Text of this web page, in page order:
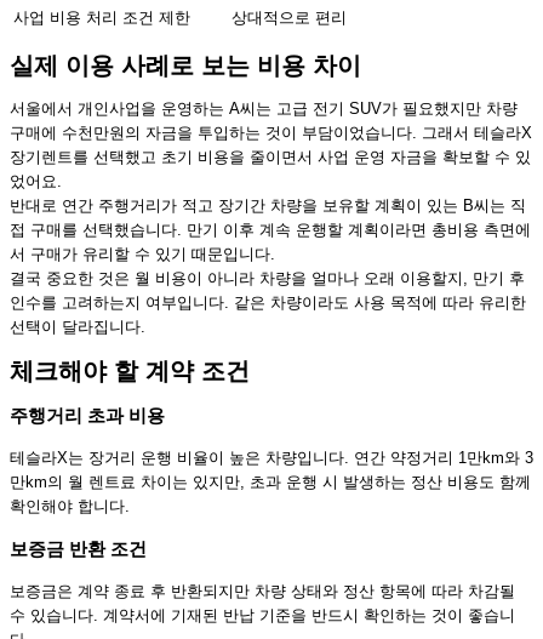
사업 비용 처리 조건 제한 상대적으로 편리
실제 이용 사례로 보는 비용 차이
서울에서 개인사업을 운영하는 A씨는 고급 전기 SUV가 필요했지만 차량
구매에 수천만원의 자금을 투입하는 것이 부담이었습니다. 그래서 테슬라X
장기렌트를 선택했고 초기 비용을 줄이면서 사업 운영 자금을 확보할 수 있
었어요.
반대로 연간 주행거리가 적고 장기간 차량을 보유할 계획이 있는 B씨는 직
접 구매를 선택했습니다. 만기 이후 계속 운행할 계획이라면 총비용 측면에
서 구매가 유리할 수 있기 때문입니다.
결국 중요한 것은 월 비용이 아니라 차량을 얼마나 오래 이용할지, 만기 후
인수를 고려하는지 여부입니다. 같은 차량이라도 사용 목적에 따라 유리한
선택이 달라집니다.
체크해야 할 계약 조건
주행거리 초과 비용
테슬라X는 장거리 운행 비율이 높은 차량입니다. 연간 약정거리 1만km와 3
만km의 월 렌트료 차이는 있지만, 초과 운행 시 발생하는 정산 비용도 함께
확인해야 합니다.
보증금 반환 조건
보증금은 계약 종료 후 반환되지만 차량 상태와 정산 항목에 따라 차감될
수 있습니다. 계약서에 기재된 반납 기준을 반드시 확인하는 것이 좋습니